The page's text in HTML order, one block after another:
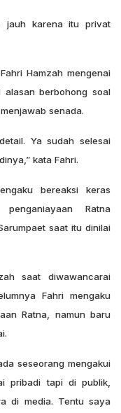
jauh karena itu privat
Hamzah mengenai
berbohong soal
senada.
Ya sudah selesai
kata Fahri.
bereaksi keras
Ratna
saat itu dinilai
saat diwawancarai
Fahri mengaku
Ratna, namun baru
seseorang mengakui
pribadi tapi di publik,
di media. Tentu saya